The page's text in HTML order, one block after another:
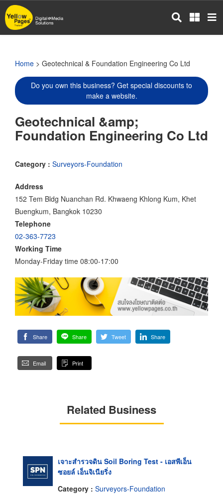
Skip
to
main
Home > Geotechnical & Foundation Engineering Co Ltd
Do you own this business? Get special discounts to
make a website.
Geotechnical &amp;
Foundation Engineering Co Ltd
Category : Surveyors-Foundation
Address
152 Tem Bldg Nuanchan Rd. Khwaeng Khlong Kum, Khet
Buengkum, Bangkok 10230
Telephone
02-363-7723
Working Time
Monday-Friday time 08:00-17:00
Share Share Tweet Share
Email Print
Related Business
เจาะสำรวจดิน Soil Boring Test - เอสพีเอ็น
ซอยล์ เอ็นจิเนียริ่ง
Category : Surveyors-Foundation